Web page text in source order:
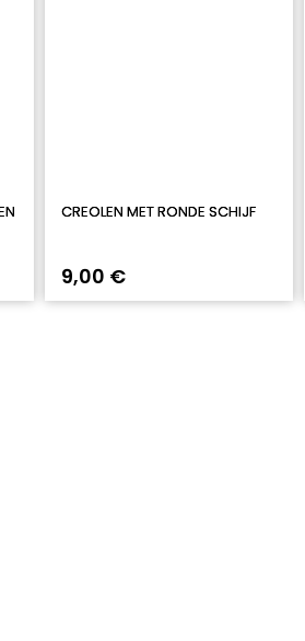
CREOLEN MET RONDE SCHIJF
9,00 €